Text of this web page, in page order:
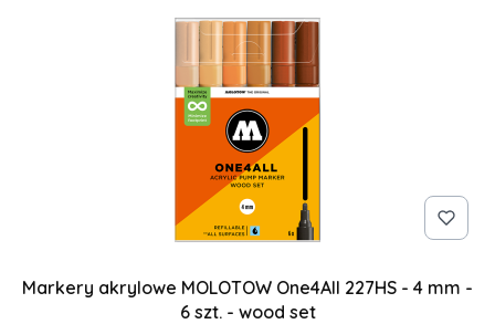
Markery akrylowe MOLOTOW One4All 227HS - 4 mm -
6 szt. - wood set